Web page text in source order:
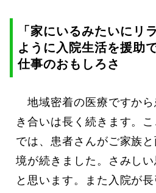
「家にいるみたいにリ
ように入院生活を援助
仕事のおもしろさ
地域密着の医療ですか
き合いは長く続きます。
では、患者さんがご家族
境が続きました。さみし
と思います。また入院が